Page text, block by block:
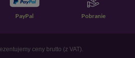
PayPal Pobranie
ceny brutto (z VAT).